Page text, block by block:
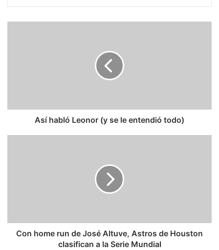
Así habló Leonor (y se le entendió todo)
Houston
clasifican
Con home run de José Altuve, Astros de Houston
clasifican a la Serie Mundial